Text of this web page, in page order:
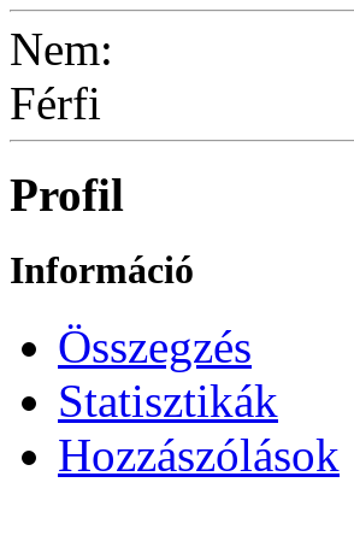
Nem:
Férfi
Profil
Információ
Összegzés
Statisztikák
Hozzászólások